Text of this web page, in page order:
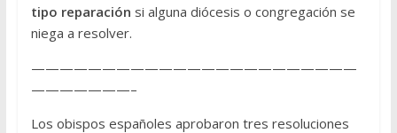
tipo reparación si alguna diócesis o congregación se
niega a resolver.
———————————————————————
———————–
Los obispos españoles aprobaron tres resoluciones